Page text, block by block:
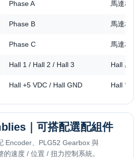
Phase A 馬達相
Phase B 馬達相
Phase C 馬達相
Hall 1 / Hall 2 / Hall 3 Hall 感
Hall +5 VDC / Hall GND Hall 電
｜可搭配選配組件
Encoder、PLG52 Gearbox 與
速度 / 位置 / 扭力控制系統。